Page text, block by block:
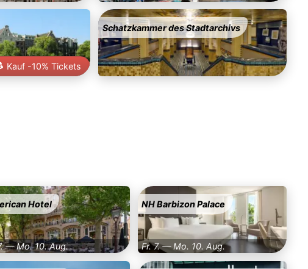
Kauf -10% Tickets
Schatzkammer des Stadtarchivs
Hotel
— Mo. 10. Aug.
NH Barbizon Palace
Fr. 7. — Mo. 10. Aug.